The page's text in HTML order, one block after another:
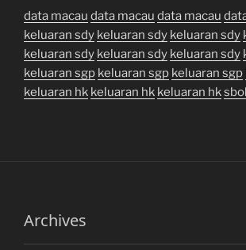
data macau data macau data macau
keluaran sdy keluaran sdy keluaran sdy
keluaran sdy keluaran sdy keluaran sdy
keluaran sgp keluaran sgp keluaran sgp
keluaran hk keluaran hk keluaran hk
Archives